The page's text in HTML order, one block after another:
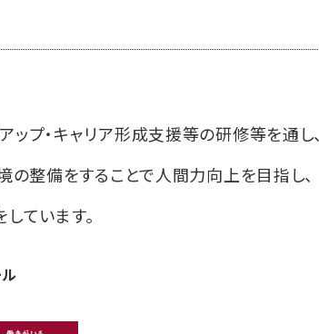
プ・キャリア形成支援等の研修等を通し、
の整備をすることで人間力向上を目指し、
ています。